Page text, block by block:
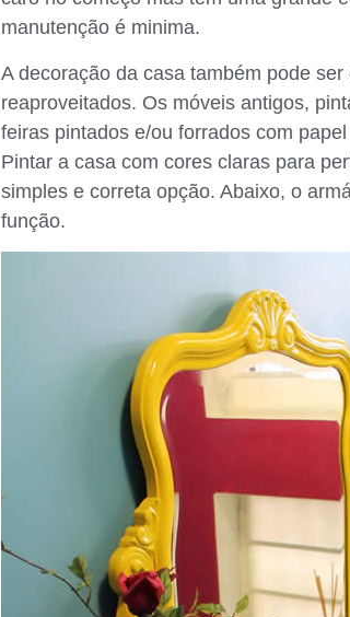
manutenção é minima.
A decoração da casa também pode
reaproveitados. Os móveis antigos,
feiras pintados e/ou forrados com
Pintar a casa com cores claras para
simples e correta opção. Abaixo, o
função.